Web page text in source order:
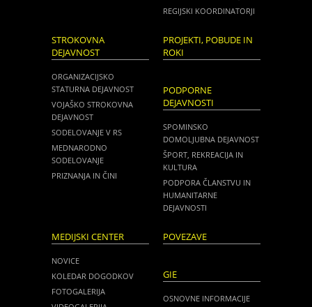
REGIJSKI KOORDINATORJI
STROKOVNA
DEJAVNOST
ORGANIZACIJSKO
STATURNA DEJAVNOST
VOJAŠKO STROKOVNA
DEJAVNOST
SODELOVANJE V RS
MEDNARODNO
SODELOVANJE
PRIZNANJA IN ČINI
PROJEKTI, POBUDE IN
ROKI
PODPORNE
DEJAVNOSTI
SPOMINSKO
DOMOLJUBNA DEJAVNOST
ŠPORT, REKREACIJA IN
KULTURA
PODPORA ČLANSTVU IN
HUMANITARNE
DEJAVNOSTI
MEDIJSKI CENTER
NOVICE
KOLEDAR DOGODKOV
FOTOGALERIJA
POVEZAVE
GIE
OSNOVNE INFORMACIJE